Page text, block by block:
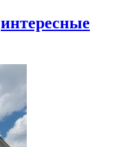
интересные